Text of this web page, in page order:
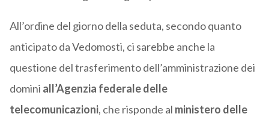
All’ordine del giorno della seduta, secondo quanto
anticipato da Vedomosti, ci sarebbe anche la
questione del trasferimento dell’amministrazione dei
domini all’Agenzia federale delle
telecomunicazioni, che risponde al ministero delle